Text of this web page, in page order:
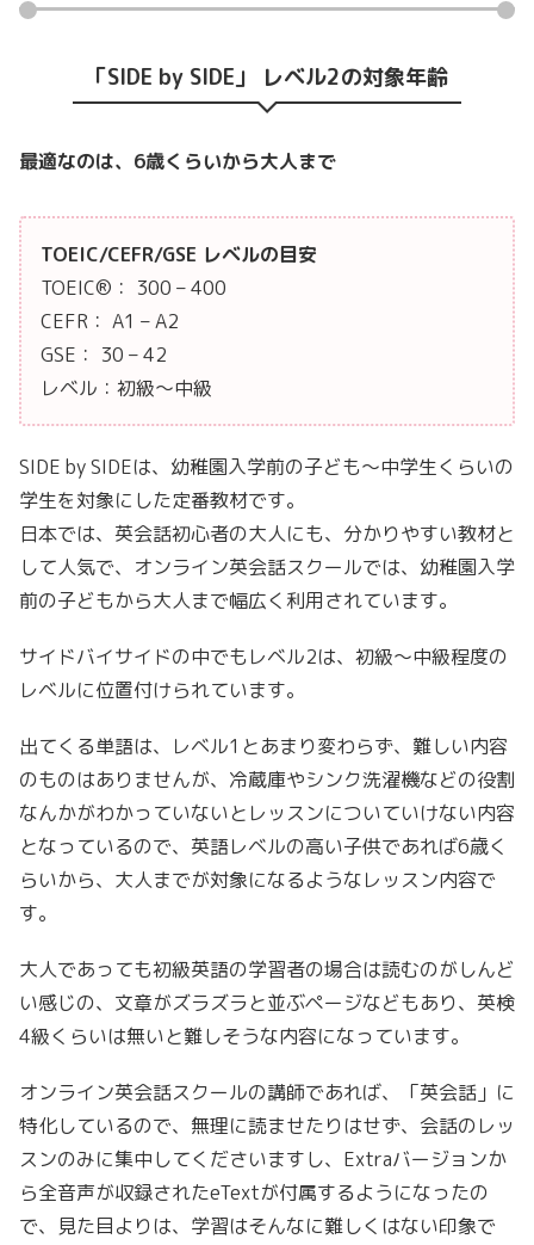
「SIDE by SIDE」 レベル2の対象年齢
最適なのは、6歳くらいから大人まで
TOEIC/CEFR/GSE レベルの目安
TOEIC®： 300 – 400
CEFR： A1 – A2
GSE： 30 – 42
レベル：初級〜中級
SIDE by SIDEは、幼稚園入学前の子ども〜中学生くらいの
学生を対象にした定番教材です。
日本では、英会話初心者の大人にも、分かりやすい教材と
して人気で、オンライン英会話スクールでは、幼稚園入学
前の子どもから大人まで幅広く利用されています。
サイドバイサイドの中でもレベル2は、初級〜中級程度の
レベルに位置付けられています。
出てくる単語は、レベル1とあまり変わらず、難しい内容
のものはありませんが、冷蔵庫やシンク洗濯機などの役割
なんかがわかっていないとレッスンについていけない内容
となっているので、英語レベルの高い子供であれば6歳く
らいから、大人までが対象になるようなレッスン内容で
す。
大人であっても初級英語の学習者の場合は読むのがしんど
い感じの、文章がズラズラと並ぶページなどもあり、英検
4級くらいは無いと難しそうな内容になっています。
オンライン英会話スクールの講師であれば、「英会話」に
特化しているので、無理に読ませたりはせず、会話のレッ
スンのみに集中してくださいますし、Extraバージョンか
ら全音声が収録されたeTextが付属するようになったの
で、見た目よりは、学習はそんなに難しくはない印象で